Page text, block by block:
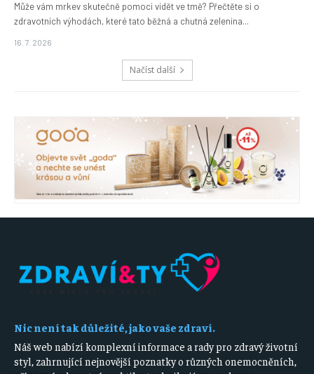
Může vám mrkev skutečně pomoci vidět ve tmě? Přečtěte si o
zdravotních výhodách, které tato běžná a chutná zelenina...
16. 7. 2026
Načíst další
Nic není tak důležité, jako vaše zdraví.
Náš web nabízí komplexní informace a rady pro zdravý životní
styl, zahrnující nejnovější poznatky o různých onemocněních,